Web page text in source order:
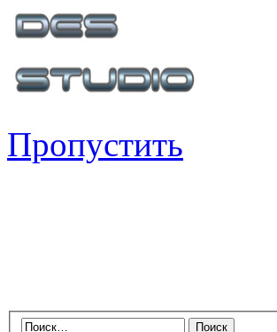
Пропустить